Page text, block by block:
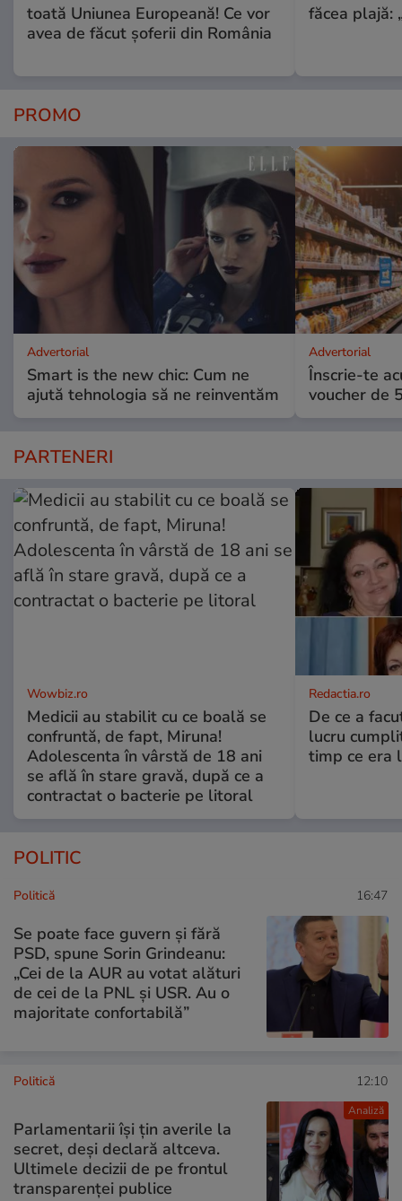
toată Uniunea Europeană! Ce vor
avea de făcut șoferii din România
făcea plajă:
PROMO
Advertorial
Smart is the new chic: Cum ne
ajută tehnologia să ne reinventăm
Advertorial
Înscrie-te
voucher de
PARTENERI
Wowbiz.ro
Medicii au stabilit cu ce boală se
confruntă, de fapt, Miruna!
Adolescenta în vârstă de 18 ani
se află în stare gravă, după ce a
contractat o bacterie pe litoral
Redactia.ro
De ce a
lucru
timp ce era
POLITIC
Politică 16:47
Se poate face guvern și fără
PSD, spune Sorin Grindeanu:
„Cei de la AUR au votat alături
de cei de la PNL şi USR. Au o
majoritate confortabilă”
Analiză
Politică 12:10
Parlamentarii își țin averile la
secret, deși declară altceva.
Ultimele decizii de pe frontul
transparenței publice